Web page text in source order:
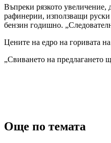
Въпреки рязкото увеличение,
рафинерии, използващи
бензин годишно.
Цените на едро на горивата
„Свиването на предлагането
Още по темата